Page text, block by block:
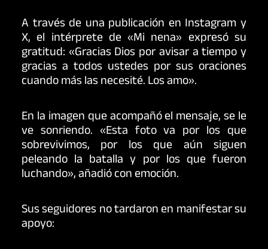
A través de una publicación en Instagram y
X, el intérprete de «Mi nena» expresó su
gratitud: «Gracias Dios por avisar a tiempo y
gracias a todos ustedes por sus oraciones
cuando más las necesité. Los amo».
En la imagen que acompañó el mensaje, se le
ve sonriendo. «Esta foto va por los que
sobrevivimos, por los que aún siguen
peleando la batalla y por los que fueron
luchando», añadió con emoción.
Sus seguidores no tardaron en manifestar su
apoyo: